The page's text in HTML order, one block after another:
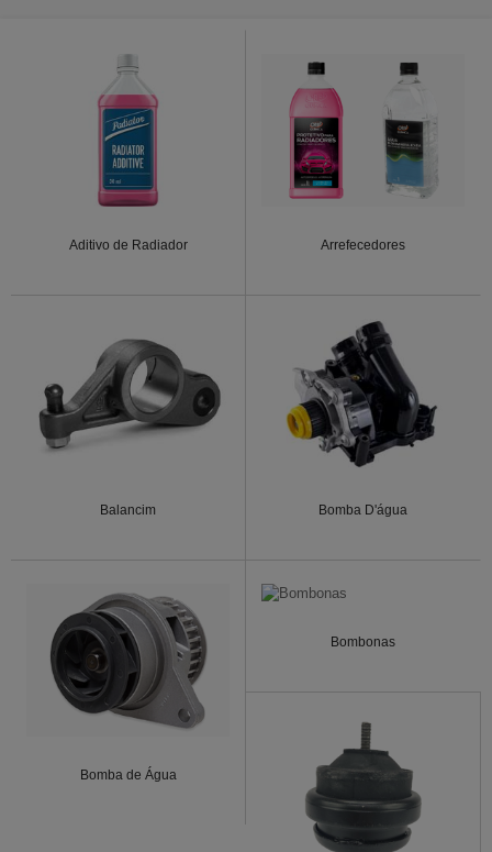
Aditivo de Radiador Arrefecedores
Balancim Bomba D'água
Bomba de Água
Bombonas